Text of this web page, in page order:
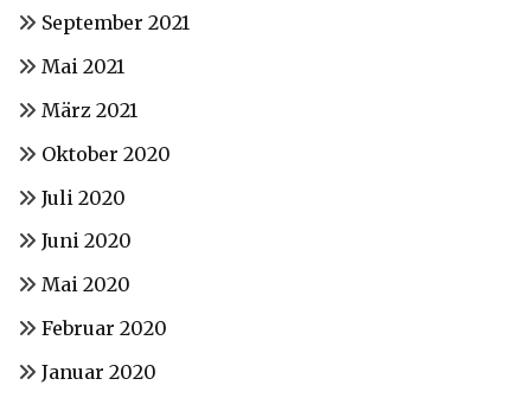
September 2021
Mai 2021
März 2021
Oktober 2020
Juli 2020
Juni 2020
Mai 2020
Februar 2020
Januar 2020